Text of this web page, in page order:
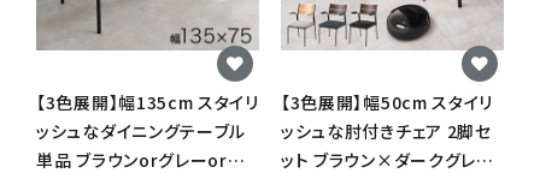
【3色展開】幅135cm スタイリ
ッシュなダイニングテーブル
単品 ブラウンorグレーorナ
【3色展開】幅50cm スタイリ
ッシュな肘付きチェア 2脚セ
ット ブラウン×ダークグレー